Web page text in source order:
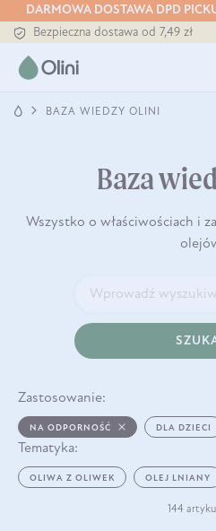
DARMOWA DOSTAWA DPD
Bezpieczna dostawa od 7,49 zł
Darmowa dostawa od 199 zł
Tłoczony zawsze na zimno
BAZA WIEDZY OLINI
Baza
Wszystko o właściwościach i
Zastosowanie:
NA ODPORNOŚĆ DLA DZIECI
Tematyka:
OLIWA Z OLIWEK OLEJ LNIANY
144